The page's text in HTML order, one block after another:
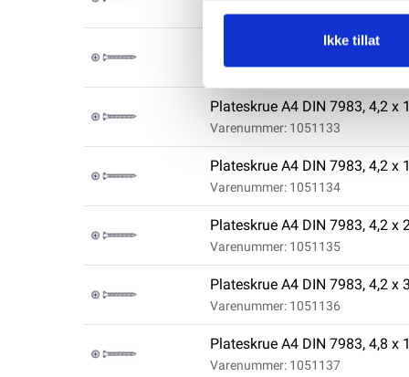
Ikke tillat
Plateskrue A4 DIN 7983, 4,2 x
Varenummer: 1051132
Plateskrue A4 DIN 7983, 4,2 x
Varenummer: 1051133
Plateskrue A4 DIN 7983, 4,2 x
Varenummer: 1051134
Plateskrue A4 DIN 7983, 4,2 x
Varenummer: 1051135
Plateskrue A4 DIN 7983, 4,2 x
Varenummer: 1051136
Plateskrue A4 DIN 7983, 4,8 x
Varenummer: 1051137